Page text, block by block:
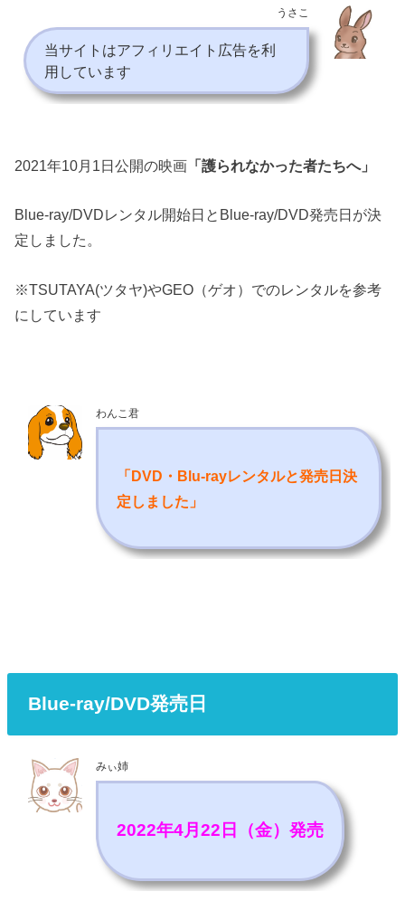
うさこ
当サイトはアフィリエイト広告を利
用しています
2021年10月1日公開の映画 「護られなかった者たちへ」
Blue-ray/DVDレンタル開始日とBlue-ray/DVD発売日が決
定しました。
※TSUTAYA(ツタヤ)やGEO（ゲオ）でのレンタルを参考
にしています
わんこ君
「DVD・Blu-rayレンタルと発売日決
定しました 」
Blue-ray/DVD発売日
みぃ姉
2022年4月22日（金）発売